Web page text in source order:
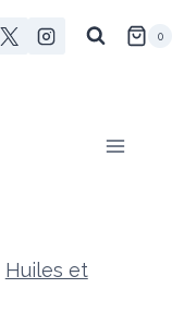
0
Huiles et